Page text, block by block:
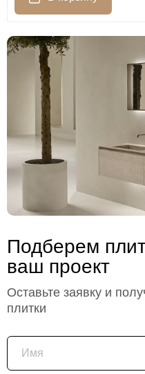
Подберем
ваш проект
Оставьте заявку и
плитки
Имя